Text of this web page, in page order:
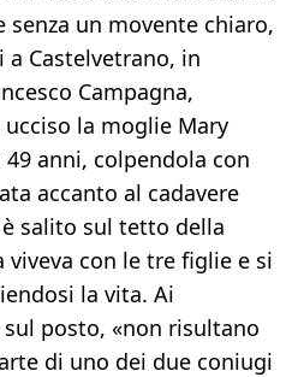
un movente chiaro,
a Castelvetrano, in
Campagna,
la moglie Mary
anni, colpendola con
accanto al cadavere
è salito sul tetto della
viveva con le tre figlie e si
la vita. Ai
posto, «non risultano
di uno dei due coniugi